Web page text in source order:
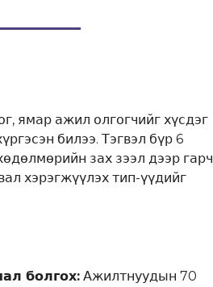
ямар ажил олгогчийг хүсдэг
билээ. Тэгвэл бүр 6
зах зээл дээр гарч
хэрэгжүүлэх тип-үүдийг
болгох: Ажилтнуудын 70